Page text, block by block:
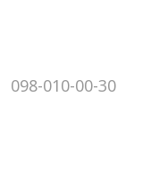
098-010-00-30